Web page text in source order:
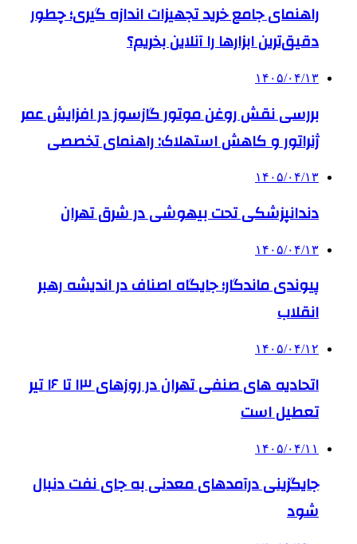
راهنمای جامع خرید تجهیزات اندازه گیری؛ چطور
دقیق‌ترین ابزارها را آنلاین بخریم؟
۱۴۰۵/۰۴/۱۳
بررسی نقش روغن موتور گازسوز در افزایش عمر
ژنراتور و کاهش استهلاک: راهنمای تخصصی
۱۴۰۵/۰۴/۱۳
دندانپزشکی تحت بیهوشی در شرق تهران
۱۴۰۵/۰۴/۱۳
پیوندی ماندگار؛ جایگاه اصناف در اندیشه رهبر
انقلاب
۱۴۰۵/۰۴/۱۲
اتحادیه های صنفی تهران در روزهای ۱۳ تا ۱۶ تیر
تعطیل است
۱۴۰۵/۰۴/۱۱
جایگزینی درآمدهای معدنی به جای نفت دنبال
شود